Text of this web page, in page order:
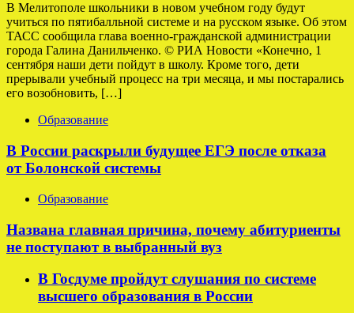
В Мелитополе школьники в новом учебном году будут
учиться по пятибалльной системе и на русском языке. Об этом
ТАСС сообщила глава военно-гражданской администрации
города Галина Данильченко. © РИА Новости «Конечно, 1
сентября наши дети пойдут в школу. Кроме того, дети
прерывали учебный процесс на три месяца, и мы постарались
его возобновить, […]
Образование
В России раскрыли будущее ЕГЭ после отказа
от Болонской системы
Образование
Названа главная причина, почему абитуриенты
не поступают в выбранный вуз
В Госдуме пройдут слушания по системе
высшего образования в России